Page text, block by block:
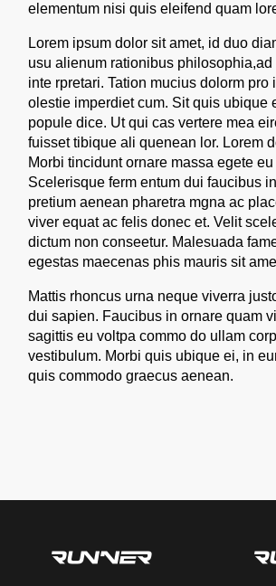
elementum nisi quis eleifend quam
Lorem ipsum dolor sit amet, id duo
usu alienum rationibus philosophia,ad
inte rpretari. Tation mucius dolorm pro
olestie imperdiet cum. Sit quis ubique
popule dice. Ut qui cas vertere mea
fuisset tibique ali quenean lor. Lorem
Morbi tincidunt ornare massa egete
Scelerisque ferm entum dui faucibus
pretium aenean pharetra mgna ac
viver equat ac felis donec et. Velit
dictum non conseetur. Malesuada
egestas maecenas phis mauris sit
Mattis rhoncus urna neque viverra
dui sapien. Faucibus in ornare quam
sagittis eu voltpa commo do ullam
vestibulum. Morbi quis ubique ei, in
quis commodo graecus aenean.